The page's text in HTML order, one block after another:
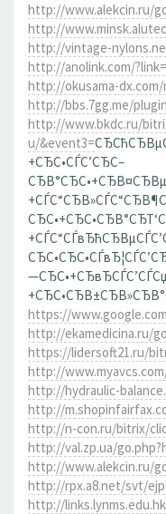
http://www.alekcin.ru/
http://
http://vintage-
http://anolink.com/
http://okusama-dx.com/
http://bbs.7gg.me/
http://www.bkdc.ru/
u/&event3=
+СЂС•СЃС’СЂС–
https://
http://ekamedicina.ru/
https://lidersoft21.ru/
http://
http://hydraulic-
http://
http://n-con.ru/bitrix/
http://val.zp.ua/
http://www.alekcin.ru/
http://rpx.a8.net/svt/
http://